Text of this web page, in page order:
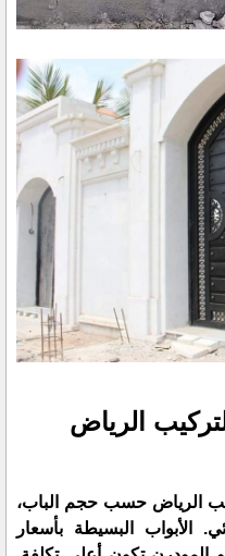
الرياض
الرياض حسب حجم الباب،
الأبواب البسيطة بأسعار